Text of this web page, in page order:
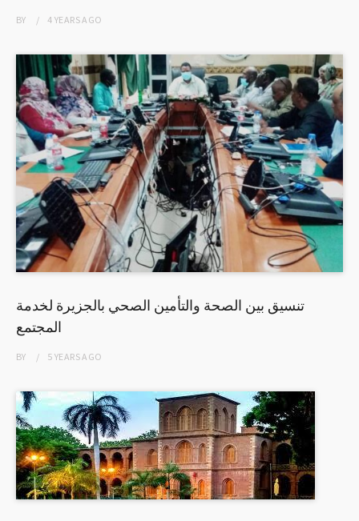
BY 4 YEARSAGO
تنسيق بين الصحة والتأمين الصحي بالجزيرة لخدمة
المجتمع
BY 5 YEARSAGO